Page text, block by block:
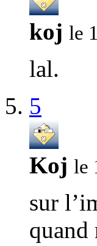
koj le
lal.
5
Koj le
sur
quand